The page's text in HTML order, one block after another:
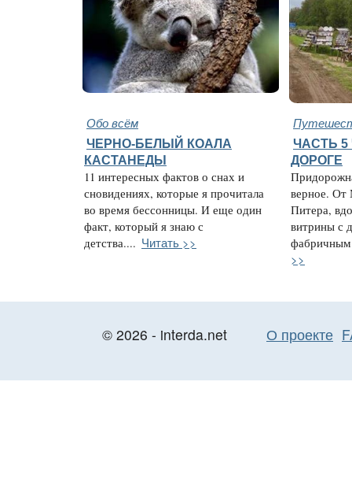
Обо всём
ЧЕРНО-БЕЛЫЙ КОАЛА
КАСТАНЕДЫ
11 интересных фактов о снах и
сновидениях, которые я прочитала
во время бессонницы. И еще один
факт, который я знаю с
детства.... Читать >>
ЧАСТЬ
ДОРОГЕ
верное. От
Питера,
витрины с
>>
© 2026 - interda.net О проекте